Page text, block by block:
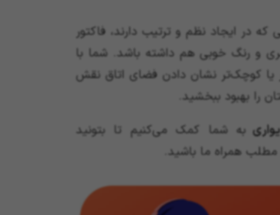
در ایجاد نظم و ترتیب دارند، فاکتور
و رنگ خوبی هم داشته باشد. شما با
یا کوچک‌تر نشان دادن فضای اتاق نقش
را بهبود ببخشید.
به شما کمک می‌کنیم تا بتونید
همراه ما باشید.